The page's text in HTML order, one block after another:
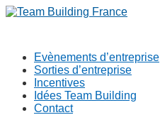
Evènements d’entreprise
Sorties d’entreprise
Incentives
Idées Team Building
Contact